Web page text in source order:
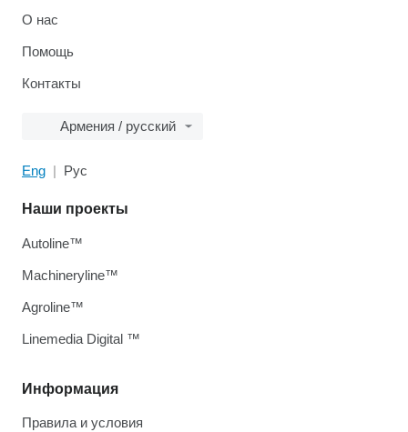
О нас
Помощь
Контакты
Армения / русский
Eng Рус
Информация
Правила и условия
Наши проекты
Autoline™
Machineryline™
Agroline™
Linemedia Digital ™